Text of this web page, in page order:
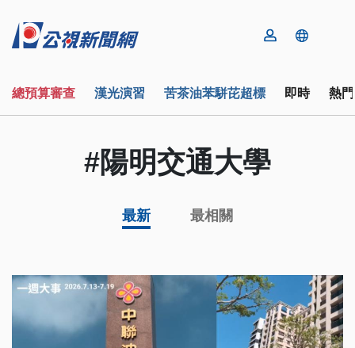
總預算審查 漢光演習 苦茶油苯駢芘超標 即時 熱
#陽明交通大學
最新 最相關